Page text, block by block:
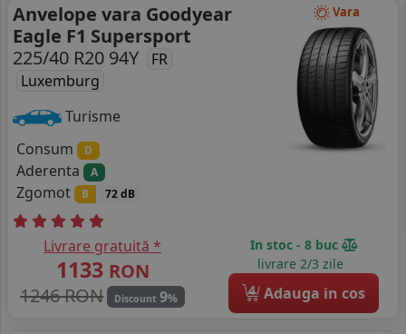
Vara
Anvelope vara Goodyear
Eagle F1 Supersport
225/40 R20 94Y
FR
Luxemburg
Turisme
Consum
D
Aderenta A
Zgomot B 72 dB
Livrare gratuită *
1133 RON
1246 RON
Discount 9%
In stoc - 8 buc
livrare 2/3 zile
4 Adauga in cos